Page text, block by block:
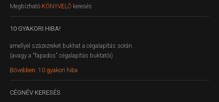
Megbízható KÖNYVELŐ keresés
10 GYAKORI HIBA!
amellyel százezreket bukhat a cégalapítás során.
(avagy a "fapados" cégalapítás buktatói)
Bővebben: 10 gyakori hiba
CÉGNÉV KERESÉS